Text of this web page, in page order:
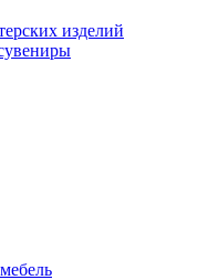
изделий